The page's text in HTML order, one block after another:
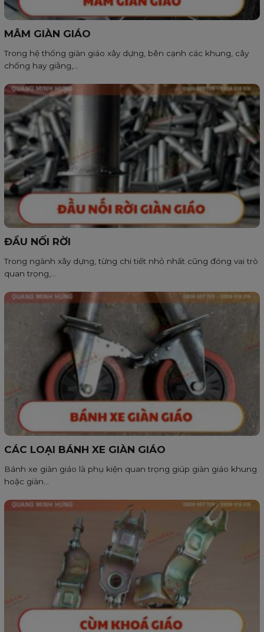
MÂM GIÀN GIÁO
Trong hệ thống giàn giáo xây dựng, bên cạnh các khung, cây
chống hay giằng,...
ĐẦU NỐI RỜI
Trong ngành xây dựng, từng chi tiết nhỏ nhất cũng đóng vai trò
quan trọng,...
CÁC LOẠI BÁNH XE GIÀN GIÁO
Bánh xe giàn giáo là phụ kiện quan trọng giúp giàn giáo khung
hoặc giàn...